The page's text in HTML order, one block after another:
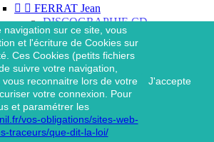
  FERRAT Jean
DISCOGRAPHIE CD
DISCOGRAPHIE 45 TOURS
DISCOGRAPHIE 33 TOURS
DVD
MAGAZINE
  FERRAT Jean & SES
INTERPRÈTES
DISCOGRAPHIE CD
  FERRÉ Léo
navigation sur ce site, vous
et l'écriture de Cookies sur
Ces Cookies (petits fichiers
suivre votre navigation,
reconnaitre lors de votre
votre connexion. Pour
et paramétrer les
vos-obligations/sites-web-
traceurs/que-dit-la-loi/
J'accepte